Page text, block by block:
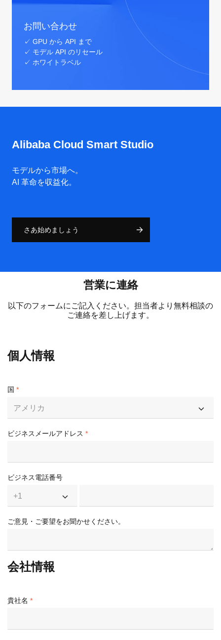
お問い合わせ
✓ GPU から API まで
✓ モデル API のリセール
✓ ホワイトラベル
Alibaba Cloud Smart Studio
モデルから市場へ。
AI 革命を収益化。
さあ始めましょう
営業に連絡
以下のフォームにご記入ください。担当者より無料相談の
ご連絡を差し上げます。
個人情報
国
アメリカ
ビジネスメールアドレス
ビジネス電話番号
+1
ご意見・ご要望をお聞かせください。
会社情報
貴社名